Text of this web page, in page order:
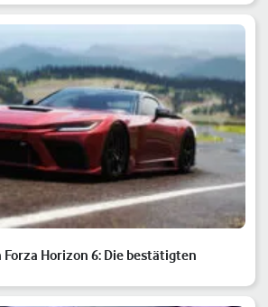
Horizon 6: Die bestätigten